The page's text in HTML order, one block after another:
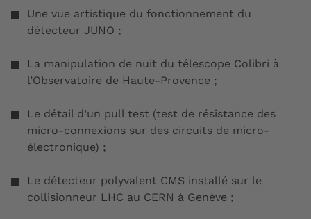
Une vue artistique du fonctionnement du
détecteur JUNO ;
La manipulation de nuit du télescope Colibri à
l’Observatoire de Haute-Provence ;
Le détail d’un pull test (test de résistance des
micro-connexions sur des circuits de micro-
électronique) ;
Le détecteur polyvalent CMS installé sur le
collisionneur LHC au CERN à Genève ;